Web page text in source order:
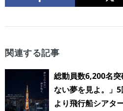
関連する記事
総動員数6,200名
ない夢を見よ。」
より飛行船シアタ